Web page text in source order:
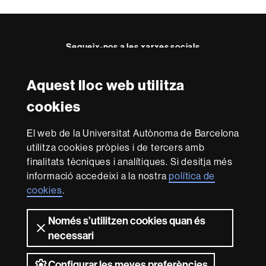
Aquest lloc web utilitza
cookies
El web de la Universitat Autònoma de Barcelona
utilitza cookies pròpies i de tercers amb
finalitats tècniques i analítiques. Si desitja més
informació accedeixi a la nostrapolítica de
cookies.
Només s’utilitzen cookies quan és
necessari
c
Segueix-nos a les xarxes socials
Reconeixement internacional de l'excel·lència
in
Research
-
Euraxess
Amb el finançament de
Sobre
aquest
web
Avís legal
web Accessibilitat web Mapa del web UAB